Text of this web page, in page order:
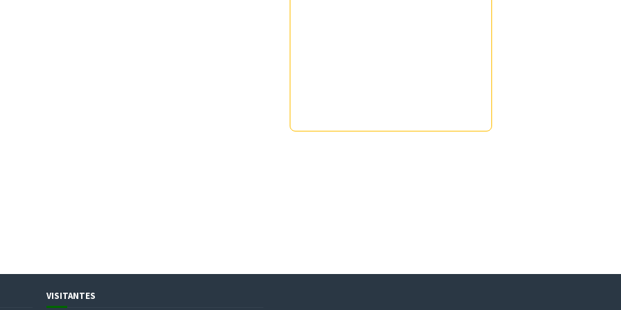
VISITANTES